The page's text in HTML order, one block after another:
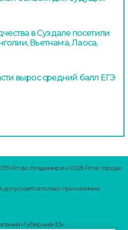
в Суздале посетили
Вьетнама, Лаоса,
вырос средний балл ЕГЭ
Fm во Владимире и 102,8 Fm в городе
только при наличии
«Губерния-33»